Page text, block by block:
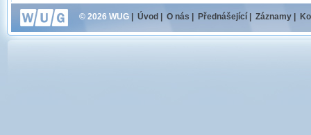
© 2026 WUG Úvod O nás Přednášející Záznamy